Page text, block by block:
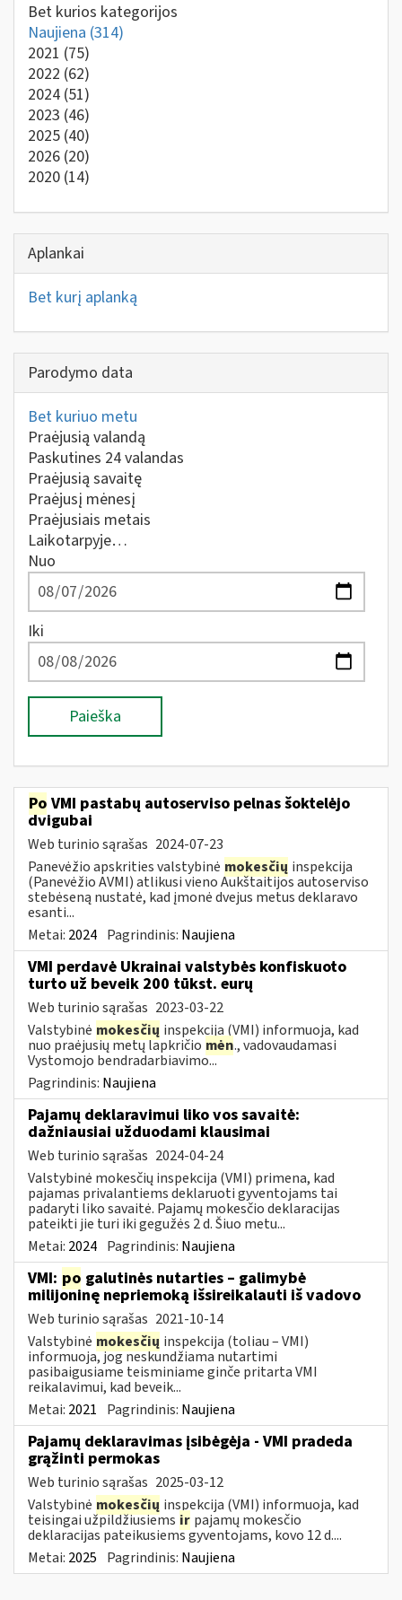
Bet kurios kategorijos
Naujiena (314)
2021 (75)
2022 (62)
2024 (51)
2023 (46)
2025 (40)
2026 (20)
2020 (14)
Aplankai
Bet kurį aplanką
Parodymo data
Bet kuriuo metu
Praėjusią valandą
Paskutines 24 valandas
Praėjusią savaitę
Praėjusį mėnesį
Praėjusiais metais
Laikotarpyje…
Nuo
Iki
Paieška
Po VMI pastabų autoserviso pelnas šoktelėjo
dvigubai
Web turinio sąrašas 2024-07-23
Panevėžio apskrities valstybinė mokesčių inspekcija
(Panevėžio AVMI) atlikusi vieno Aukštaitijos autoserviso
stebėseną nustatė, kad įmonė dvejus metus deklaravo
esanti...
Metai: 2024 Pagrindinis: Naujiena
VMI perdavė Ukrainai valstybės konfiskuoto
turto už beveik 200 tūkst. eurų
Web turinio sąrašas 2023-03-22
Valstybinė mokesčių inspekcija (VMI) informuoja, kad
nuo praėjusių metų lapkričio mėn., vadovaudamasi
Vystomojo bendradarbiavimo...
Pagrindinis: Naujiena
Pajamų deklaravimui liko vos savaitė:
dažniausiai užduodami klausimai
Web turinio sąrašas 2024-04-24
Valstybinė mokesčių inspekcija (VMI) primena, kad
pajamas privalantiems deklaruoti gyventojams tai
padaryti liko savaitė. Pajamų mokesčio deklaracijas
pateikti jie turi iki gegužės 2 d. Šiuo metu...
Metai: 2024 Pagrindinis: Naujiena
VMI: po galutinės nutarties – galimybė
milijoninę nepriemoką išsireikalauti iš vadovo
Web turinio sąrašas 2021-10-14
Valstybinė mokesčių inspekcija (toliau – VMI)
informuoja, jog neskundžiama nutartimi
pasibaigusiame teisminiame ginče pritarta VMI
reikalavimui, kad beveik...
Metai: 2021 Pagrindinis: Naujiena
Pajamų deklaravimas įsibėgėja - VMI pradeda
grąžinti permokas
Web turinio sąrašas 2025-03-12
Valstybinė mokesčių inspekcija (VMI) informuoja, kad
teisingai užpildžiusiems ir pajamų mokesčio
deklaracijas pateikusiems gyventojams, kovo 12 d....
Metai: 2025 Pagrindinis: Naujiena